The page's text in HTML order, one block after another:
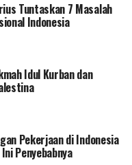
Tuntaskan 7 Masalah
Indonesia
Idul Kurban dan
Pekerjaan di Indonesia
Penyebabnya